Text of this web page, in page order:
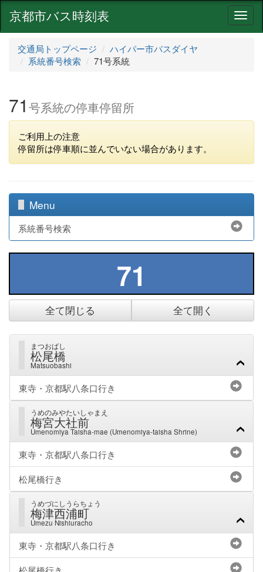
ナ
ビ
京都市バス時刻表
交通局トップページ
ハイパー市バスダイヤ
系統番号検索
71号系統
71 号系統の停車停留所
ご利用上の注意
停留所は停車順に並んでいない場合があります。
Menu
系統番号検索
71
全て閉じる 全て開く
まつおばし
松尾橋
Matsuobashi
東寺・京都駅八条口行き
うめのみやたいしゃまえ
梅宮大社前
Umenomiya Taisha-mae (Umenomiya-taisha Shrine)
東寺・京都駅八条口行き
松尾橋行き
うめづにしうらちょう
梅津西浦町
Umezu Nishiuracho
東寺・京都駅八条口行き